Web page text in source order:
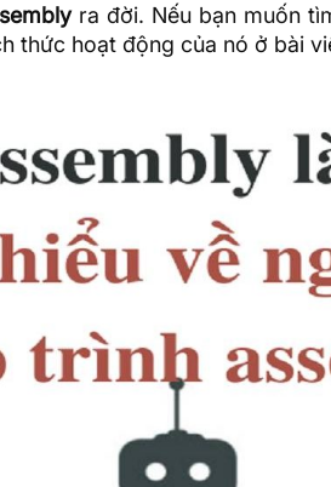
ra đời. Nếu bạn muốn
thức hoạt động của nó ở bài